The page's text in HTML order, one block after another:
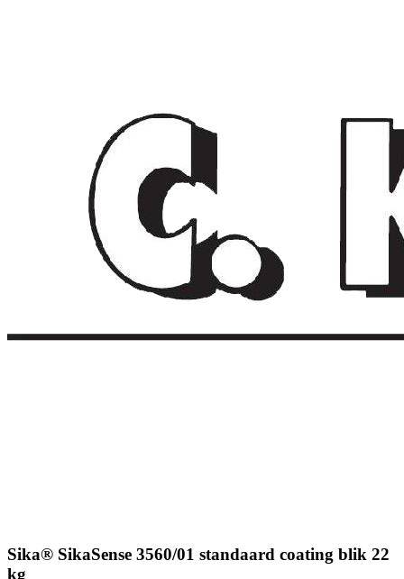
Sika® SikaSense 3560/01 standaard coating blik 22
kg